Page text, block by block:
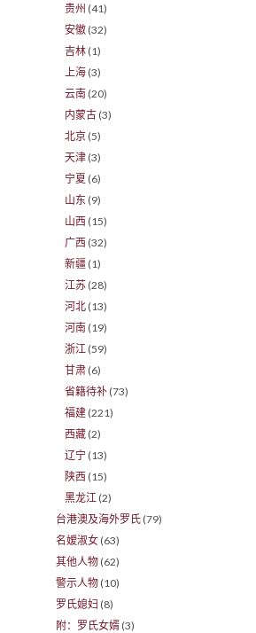
贵州 (41)
安徽 (32)
吉林 (1)
上海 (3)
云南 (20)
内蒙古 (3)
北京 (5)
天津 (3)
宁夏 (6)
山东 (9)
山西 (15)
广西 (32)
新疆 (1)
江苏 (28)
河北 (13)
河南 (19)
浙江 (59)
甘肃 (6)
省籍待补 (73)
福建 (221)
西藏 (2)
辽宁 (13)
陕西 (15)
黑龙江 (2)
台港澳及海外罗氏 (79)
名嫒淑女 (63)
其他人物 (62)
警示人物 (10)
罗氏媳妇 (8)
附：罗氏女婿 (3)